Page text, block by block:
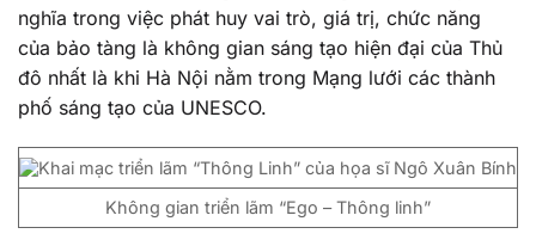
nghĩa trong việc phát huy vai trò, giá trị, chức năng
của bảo tàng là không gian sáng tạo hiện đại của Thủ
đô nhất là khi Hà Nội nằm trong Mạng lưới các thành
phố sáng tạo của UNESCO.
Không gian triển lãm “Ego – Thông linh”